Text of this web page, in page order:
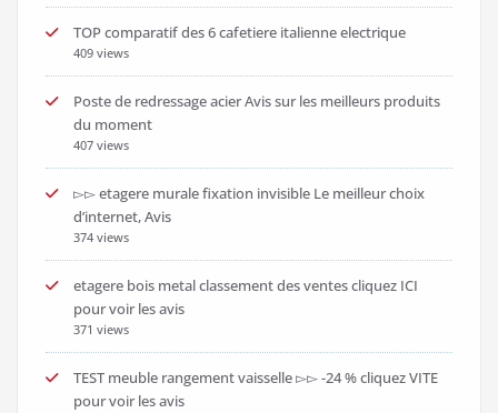
TOP comparatif des 6 cafetiere italienne electrique
409 views
Poste de redressage acier Avis sur les meilleurs produits
du moment
407 views
▻▻ etagere murale fixation invisible Le meilleur choix
d’internet, Avis
374 views
etagere bois metal classement des ventes cliquez ICI
pour voir les avis
371 views
TEST meuble rangement vaisselle ▻▻ -24 % cliquez VITE
pour voir les avis